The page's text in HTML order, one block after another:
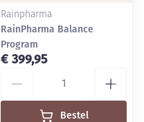
Rainpharma
RainPharma Balance
Program
€ 399,95
Bestel